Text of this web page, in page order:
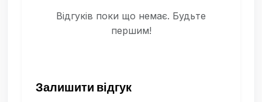
Відгуків поки що немає. Будьте
першим!
Залишити відгук